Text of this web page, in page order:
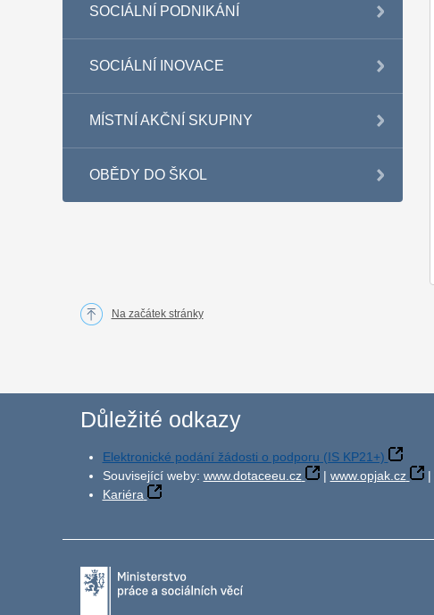
SOCIÁLNÍ PODNIKÁNÍ
SOCIÁLNÍ INOVACE
MÍSTNÍ AKČNÍ SKUPINY
OBĚDY DO ŠKOL
Na začátek stránky
Důležité odkazy
Elektronické podání žádosti o podporu (IS KP21+)
Související weby: www.dotaceeu.cz | www.opjak.cz |
Kariéra